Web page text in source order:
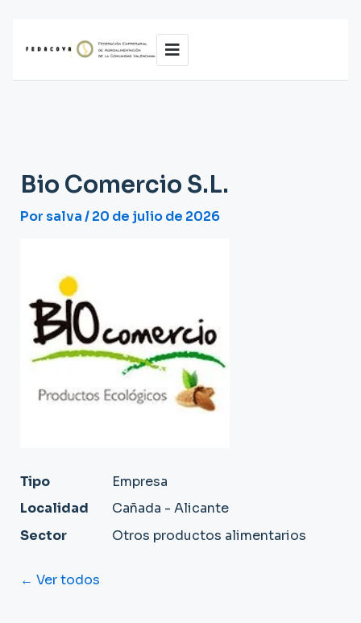
contenido
Bio Comercio S.L.
Por salva/20 de julio de 2026
Tipo
Empresa
Localidad
Cañada - Alicante
Sector
Otros productos alimentarios
← Ver todos